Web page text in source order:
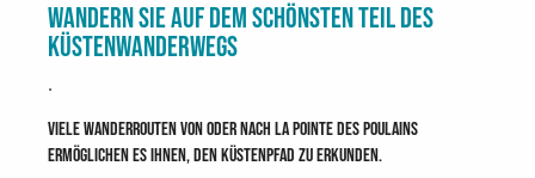
Wandern Sie auf dem schönsten Teil des
Küstenwanderwegs
.
Viele Wanderrouten von oder nach La Pointe des Poulains
ermöglichen es Ihnen, den Küstenpfad zu erkunden.